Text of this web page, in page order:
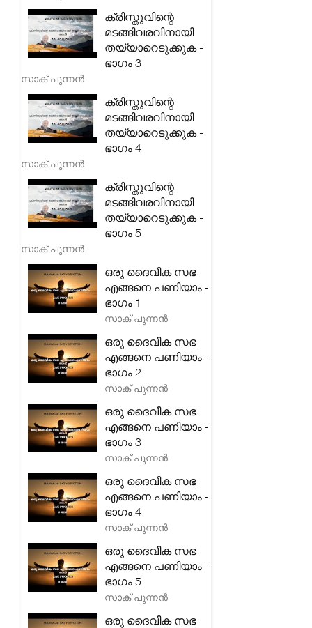
ക്രിസ്തുവിന്റെ
മടങ്ങിവരവിനായി
തയ്യാറെടുക്കുക -
ഭാഗം 3
സാക് പുന്നൻ
ക്രിസ്തുവിന്റെ
മടങ്ങിവരവിനായി
തയ്യാറെടുക്കുക -
ഭാഗം 4
സാക് പുന്നൻ
ക്രിസ്തുവിന്റെ
മടങ്ങിവരവിനായി
തയ്യാറെടുക്കുക -
ഭാഗം 5
സാക് പുന്നൻ
ഒരു ദൈവീക സഭ
എങ്ങനെ പണിയാം -
ഭാഗം 1
സാക് പുന്നൻ
ഒരു ദൈവീക സഭ
എങ്ങനെ പണിയാം -
ഭാഗം 2
സാക് പുന്നൻ
ഒരു ദൈവീക സഭ
എങ്ങനെ പണിയാം -
ഭാഗം 3
സാക് പുന്നൻ
ഒരു ദൈവീക സഭ
എങ്ങനെ പണിയാം -
ഭാഗം 4
സാക് പുന്നൻ
ഒരു ദൈവീക സഭ
എങ്ങനെ പണിയാം -
ഭാഗം 5
സാക് പുന്നൻ
ഒരു ദൈവീക സഭ